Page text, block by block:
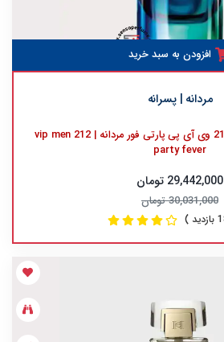
افزودن به سبد خرید
مردانه | پسرانه
عطر ادکلن کارولینا هررا 212 وی آی پی پارتی فور مردانه | 212 vip men
party fever
29,442,000 تومان
30,031,000 تومان